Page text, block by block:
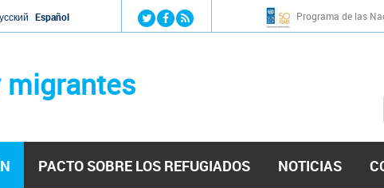
Jump to navigation
Español Programa de las
migrantes
PACTO SOBRE LOS REFUGIADOS NOTICIAS